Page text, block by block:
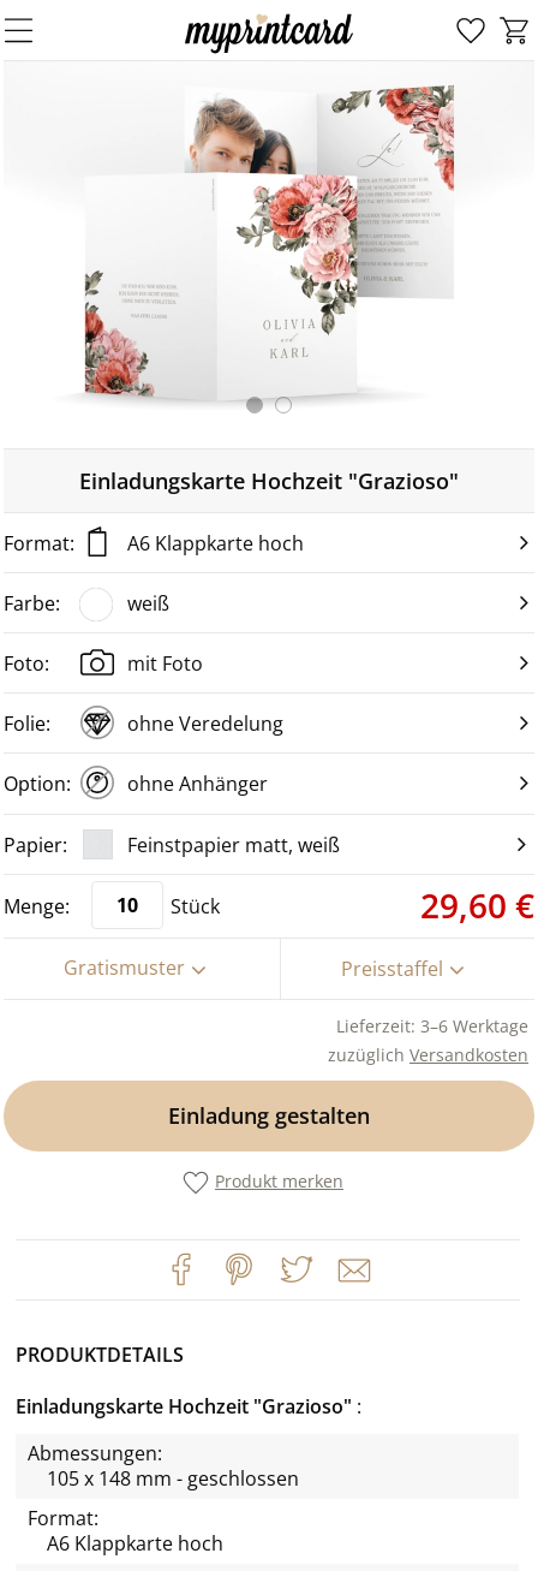
Einladungskarte Hochzeit "Grazioso"
A6 Klappkarte hoch
weiß
mit Foto
ohne Veredelung
ohne Anhänger
Feinstpapier matt, weiß
Stück 29,60 €
Gratismuster Preisstaffel
Lieferzeit: 3–6 Werktage
zuzüglich Versandkosten
Einladung gestalten
Produkt merken
PRODUKTDETAILS
Einladungskarte Hochzeit "Grazioso"
Abmessungen:
105 x 148 mm - geschlossen
Format:
A6 Klappkarte hoch